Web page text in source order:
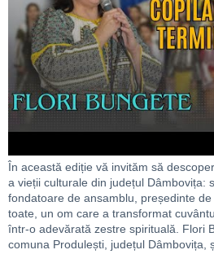
În această ediție vă invităm să
a vieții culturale din județul Dâmbovița:
fondatoare de ansamblu, președinte
toate, un om care a transformat
într-o adevărată zestre spirituală. Flori
comuna Produlești, județul Dâmbovița,